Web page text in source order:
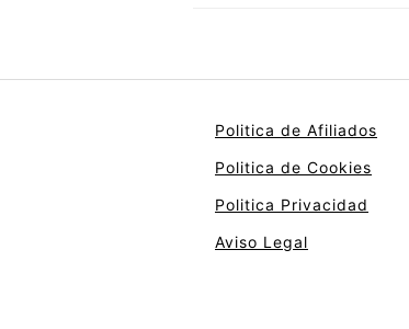
Politica de Afiliados
Politica de Cookies
Politica Privacidad
Aviso Legal